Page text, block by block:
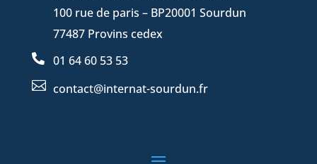
100 rue de paris – BP20001 Sourdun
77487 Provins cedex
 01 64 60 53 53
 contact@internat-sourdun.fr